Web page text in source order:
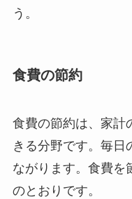
う。
食費の節約
食費の節約は、家計
きる分野です。毎日
ながります。食費を
のとおりです。